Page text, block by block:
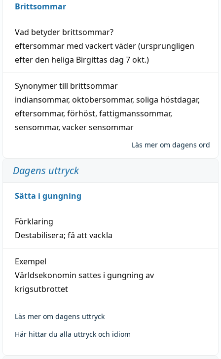
Brittsommar
Vad betyder brittsommar?
eftersommar med vackertväder(ursprungligen
efter den heliga Birgittas dag 7 okt.)
Synonymer till brittsommar
indiansommar, oktobersommar, soliga höstdagar,
eftersommar, förhöst, fattigmanssommar,
sensommar, vacker sensommar
Läs mer om dagens ord
Dagens uttryck
Sätta i gungning
Förklaring
Destabilisera; få att vackla
Exempel
Världsekonomin sattes i gungning av
krigsutbrottet
Läs mer om dagens uttryck
Här hittar du alla uttryck och idiom